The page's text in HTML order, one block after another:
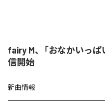
fairy M、「おなかいっ
信開始
新曲情報